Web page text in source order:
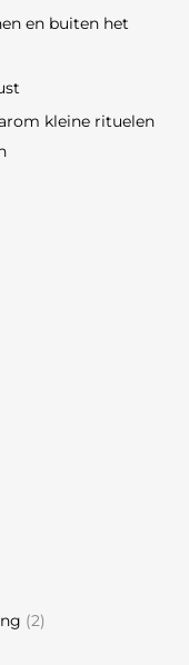
en buiten het
kleine rituelen
(2)